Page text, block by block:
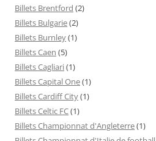
Billets Brentford (2)
Billets Bulgarie(2)
Billets Burnley(1)
Billets Caen (5)
Billets Cagliari(1)
Billets Capital One(1)
Billets Cardiff City(1)
Billets Celtic FC(1)
Billets Championnat d'Angleterre(1)